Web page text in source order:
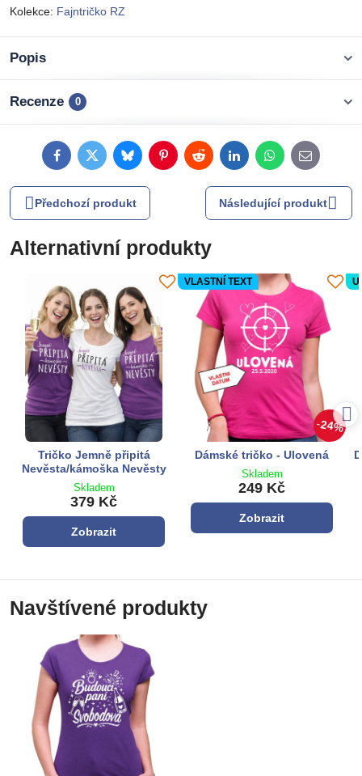
Kolekce: Fajntričko RZ
Popis
Recenze 0
FacebookTwitterBlueskyPinterestRedditLinkedInWhatsApp
E-
mail
Předchozí produkt Následující produkt
Alternativní produkty
Tričko Jemně připitá
Nevěsta/kámoška Nevěsty
Skladem
379 Kč
Zobrazit
24%
VLASTNÍ TEXT
Dámské tričko - Ulovená
Skladem
249 Kč
Zobrazit
Navštívené produkty